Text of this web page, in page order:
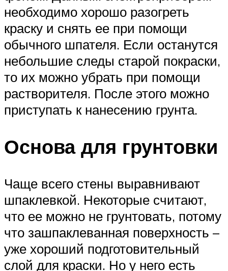
необходимо хорошо разогреть
краску и снять ее при помощи
обычного шпателя. Если останутся
небольшие следы старой покраски,
то их можно убрать при помощи
растворителя. После этого можно
приступать к нанесению грунта.
Основа для грунтовки
Чаще всего стены выравнивают
шпаклевкой. Некоторые считают,
что ее можно не грунтовать, потому
что зашпаклеванная поверхность –
уже хороший подготовительный
слой для краски. Но у него есть